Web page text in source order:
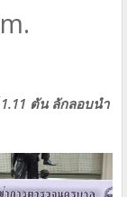
ตัน ลักลอบนำ